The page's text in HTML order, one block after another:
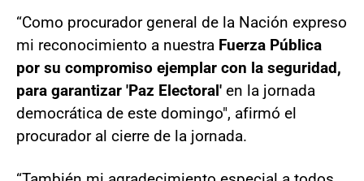
“Como procurador general de la Nación expreso
mi reconocimiento a nuestra Fuerza Pública
por su compromiso ejemplar con la seguridad,
para garantizar 'Paz Electoral' en la jornada
democrática de este domingo", afirmó el
procurador al cierre de la jornada.